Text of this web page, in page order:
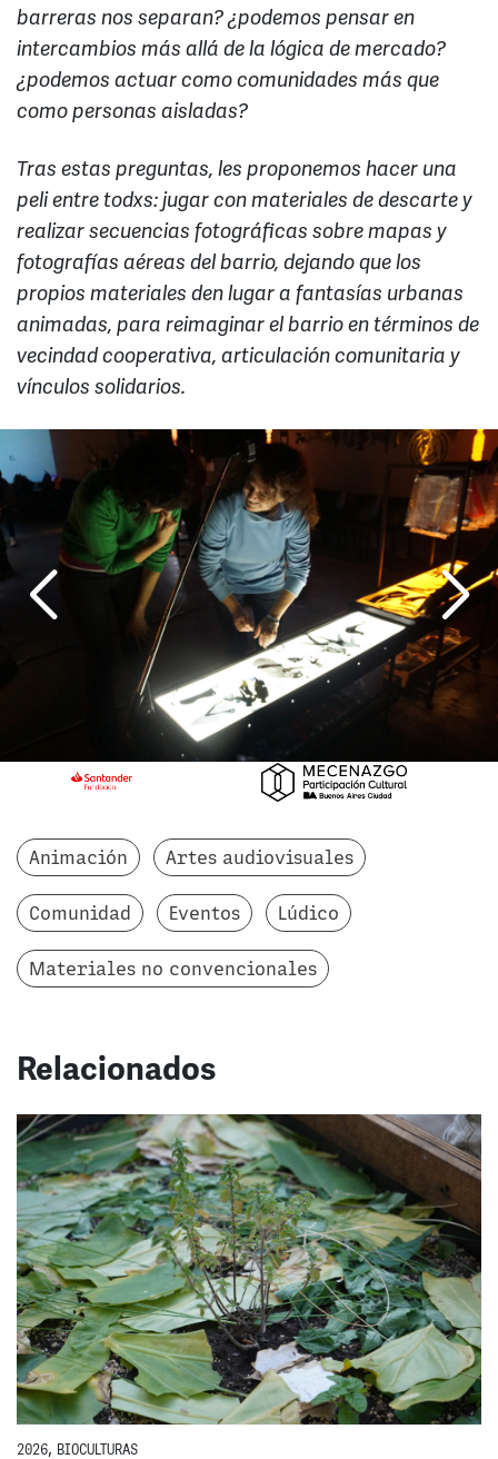
barreras nos separan? ¿podemos pensar en
intercambios más allá de la lógica de mercado?
¿podemos actuar como comunidades más que
como personas aisladas?
Tras estas preguntas, les proponemos hacer una
peli entre todxs: jugar con materiales de descarte y
realizar secuencias fotográficas sobre mapas y
fotografías aéreas del barrio, dejando que los
propios materiales den lugar a fantasías urbanas
animadas, para reimaginar el barrio en términos de
vecindad cooperativa, articulación comunitaria y
vínculos solidarios.
Animación Artes audiovisuales
Comunidad Eventos Lúdico
Materiales no convencionales
Relacionados
2026, BIOCULTURAS